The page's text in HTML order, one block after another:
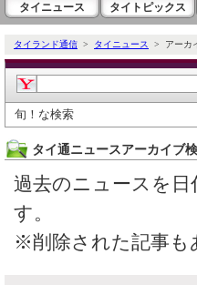
タイニュース タイトピックス
タイランド通信 > タイニュース > アーカ
旬！な検索
タイ通ニュースアーカイブ
過去のニュースを
す。
※削除された記事も